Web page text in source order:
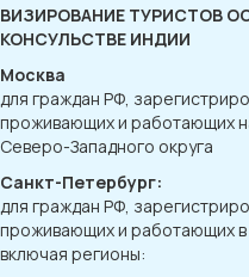
ВИЗИРОВАНИЕ ТУРИСТОВ
КОНСУЛЬСТВЕ ИНДИИ
Москва
для граждан РФ,
проживающих и работающих
Северо-Западного округа
Санкт-Петербург:
для граждан РФ,
проживающих и работающих
включая регионы: